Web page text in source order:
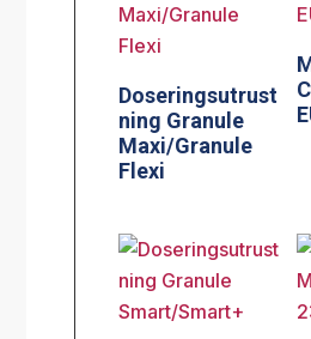
Doseringsutrust
ning Granule
Maxi/Granule
Flexi